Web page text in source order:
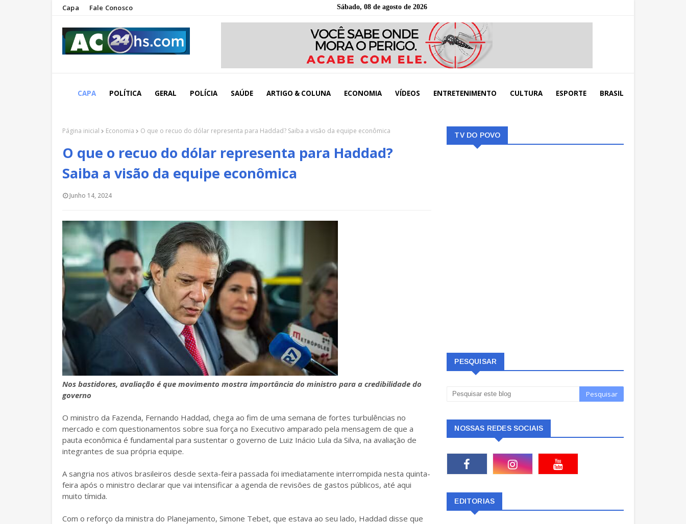
Capa Fale Conosco Sábado, 08 de agosto de 2026
CAPA POLÍTICA GERAL POLÍCIA SAÚDE ARTIGO & COLUNA ECONOMIA VÍDEOS ENTRETENIMENTO CULTURA ESPORTE BRASIL
Página inicial Economia O que o recuo do dólar representa para Haddad? Saiba a visão da equipe econômica
O que o recuo do dólar representa para Haddad?
Saiba a visão da equipe econômica
Junho 14, 2024
Nos bastidores, avaliação é que movimento mostra importância do ministro para a credibilidade do
governo
O ministro da Fazenda, Fernando Haddad, chega ao fim de uma semana de fortes turbulências no
mercado e com questionamentos sobre sua força no Executivo amparado pela mensagem de que a
pauta econômica é fundamental para sustentar o governo de Luiz Inácio Lula da Silva, na avaliação de
integrantes de sua própria equipe.
A sangria nos ativos brasileiros desde sexta-feira passada foi imediatamente interrompida nesta quinta-
feira após o ministro declarar que vai intensificar a agenda de revisões de gastos públicos, até aqui
muito tímida.
Com o reforço da ministra do Planejamento, Simone Tebet, que estava ao seu lado, Haddad disse que
TV DO POVO
PESQUISAR
NOSSAS REDES SOCIAIS
EDITORIAS